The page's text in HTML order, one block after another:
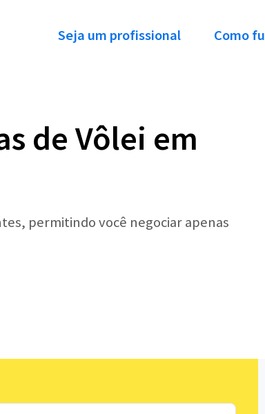
Seja um profissional Como
de Vôlei em
permitindo você negociar apenas